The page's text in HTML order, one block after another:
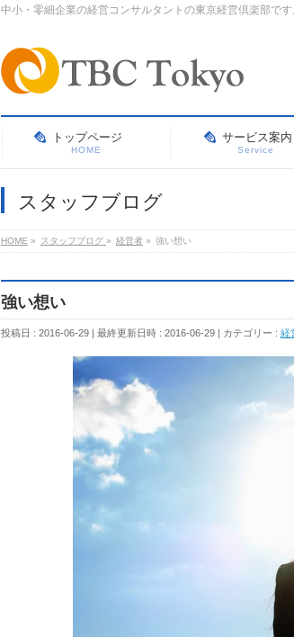
中小・零細企業の経営コンサルタントの東京経営倶楽部で
トップページ
HOME
サービス案内
Service
スタッフブログ
HOME » スタッフブログ » 経営者 » 強い想い
強い想い
投稿日 : 2016-06-29 最終更新日時 : 2016-06-29 カテゴリー : 経